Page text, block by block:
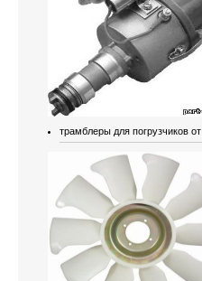
трамблеры для погрузчиков от